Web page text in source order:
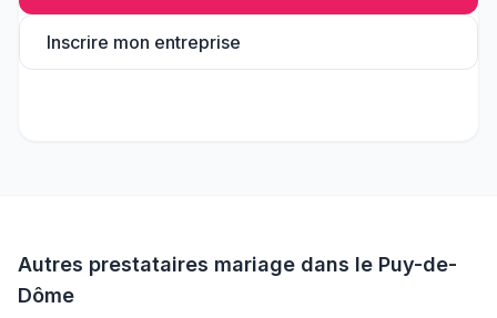
Inscrire mon entreprise
Autres prestataires mariage dans le Puy-de-
Dôme